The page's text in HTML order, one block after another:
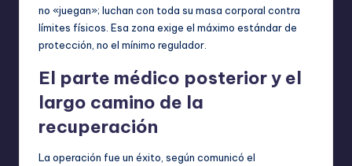
no «juegan»; luchan con toda su masa corporal contra
límites físicos. Esa zona exige el máximo estándar de
protección, no el mínimo regulador.
El parte médico posterior y el
largo camino de la
recuperación
La operación fue un éxito, según comunicó el